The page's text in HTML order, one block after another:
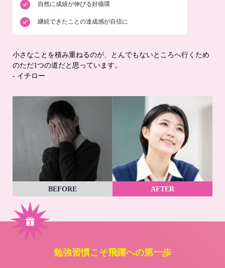
自然に成績が伸びる好循環
継続できたことの達成感が自信に
小さなことを積み重ねるのが、とんでもないところへ行くため
のただ1つの道だと思っています。
- イチロー
BEFORE AFTER
勉強習慣こそ飛躍への第一歩